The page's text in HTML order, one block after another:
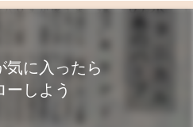
気に入ったら
ーしよう